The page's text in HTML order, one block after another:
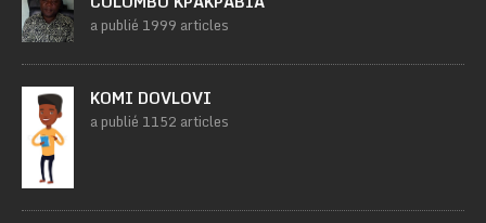
a publié 1999 articles
KOMI DOVLOVI
a publié 1152 articles